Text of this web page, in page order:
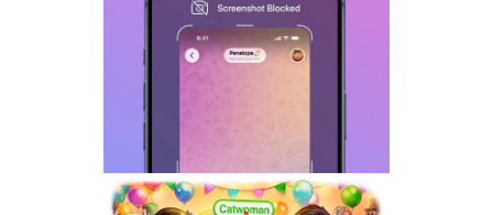
Telegram GIF标题功能上线：动态图也能
添加文字说明与表情内容